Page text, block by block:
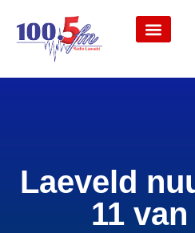
Laeveld
11